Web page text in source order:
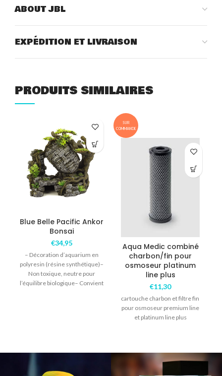
ABOUT JBL
EXPÉDITION ET LIVRAISON
PRODUITS SIMILAIRES
Blue Belle Pacific Ankor
Bonsai
€34,95
– Décoration d’aquarium en
polyresin (résine synthétique)–
Non toxique, neutre pour
l’équilibre biologique– Convient
SUR
COMMANDE
Aqua Medic combiné
charbon/fin pour
osmoseur platinum
line plus
€11,30
cartouche charbon et filtre fin
pour osmoseur premium line
et platinum line plus